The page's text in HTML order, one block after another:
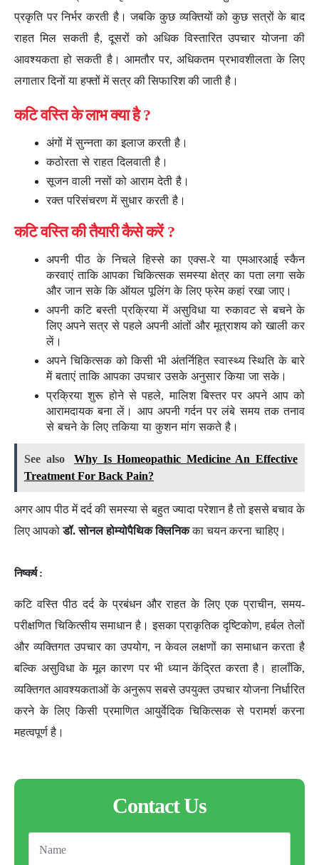
प्रकृति पर निर्भर करती है। जबकि कुछ व्यक्तियों को कुछ सत्रों के बाद
राहत मिल सकती है, दूसरों को अधिक विस्तारित उपचार योजना की
आवश्यकता हो सकती है। आमतौर पर, अधिकतम प्रभावशीलता के लिए
लगातार दिनों या हफ्तों में सत्र की सिफारिश की जाती है।
कटि वस्ति के लाभ क्या है ?
अंगों में सुन्नता का इलाज करती है।
कठोरता से राहत दिलवाती है।
सूजन वाली नसों को आराम देती है।
रक्त परिसंचरण में सुधार करती है।
कटि वस्ति की तैयारी कैसे करें ?
अपनी पीठ के निचले हिस्से का एक्स-रे या एमआरआई स्कैन
करवाएं ताकि आपका चिकित्सक समस्या क्षेत्र का पता लगा सके
और जान सके कि ऑयल पूलिंग के लिए फ्रेम कहां रखा जाए।
अपनी कटि बस्ती प्रक्रिया में असुविधा या रुकावट से बचने के
लिए अपने सत्र से पहले अपनी आंतों और मूत्राशय को खाली कर
लें।
अपने चिकित्सक को किसी भी अंतर्निहित स्वास्थ्य स्थिति के बारे
में बताएं ताकि आपका उपचार उसके अनुसार किया जा सके।
प्रक्रिया शुरू होने से पहले, मालिश बिस्तर पर अपने आप को
आरामदायक बना लें। आप अपनी गर्दन पर लंबे समय तक तनाव
से बचने के लिए तकिया या कुशन मांग सकते है।
See also
Why Is Homeopathic Medicine An Effective
Treatment For Back Pain?
अगर आप पीठ में दर्द की समस्या से बहुत ज्यादा परेशान है तो इससे बचाव के
लिए आपकोडॉ. सोनल होम्योपैथिक क्लिनिकका चयन करना चाहिए।
निष्कर्ष :
कटि वस्ति पीठ दर्द के प्रबंधन और राहत के लिए एक प्राचीन, समय-
परीक्षणित चिकित्सीय समाधान है। इसका प्राकृतिक दृष्टिकोण, हर्बल तेलों
और व्यक्तिगत उपचार का उपयोग, न केवल लक्षणों का समाधान करता है
बल्कि असुविधा के मूल कारण पर भी ध्यान केंद्रित करता है। हालाँकि,
व्यक्तिगत आवश्यकताओं के अनुरूप सबसे उपयुक्त उपचार योजना निर्धारित
करने के लिए किसी प्रमाणित आयुर्वेदिक चिकित्सक से परामर्श करना
महत्वपूर्ण है।
Contact Us